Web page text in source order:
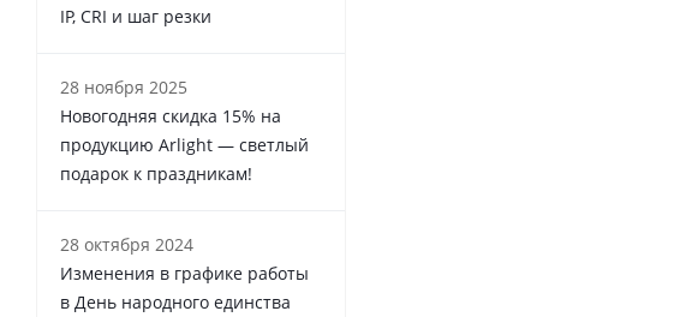
IP, CRI и шаг резки
28 ноября 2025
Новогодняя скидка 15% на
продукцию Arlight — светлый
подарок к праздникам!
28 октября 2024
Изменения в графике работы
в День народного единства